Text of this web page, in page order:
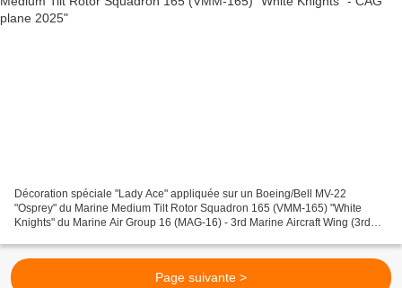
Décoration spéciale "Lady Ace" appliquée sur un Boeing/Bell MV-22
"Osprey" du Marine Medium Tilt Rotor Squadron 165 (VMM-165) "White
Knights" du Marine Air Group 16 (MAG-16) - 3rd Marine Aircraft Wing (3rd
Page suivante >